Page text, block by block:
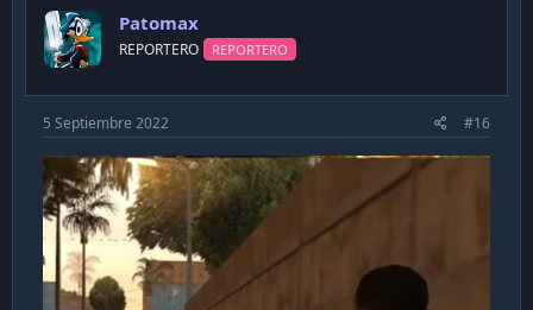
Patomax
REPORTERO REPORTERO
5 Septiembre 2022 #16